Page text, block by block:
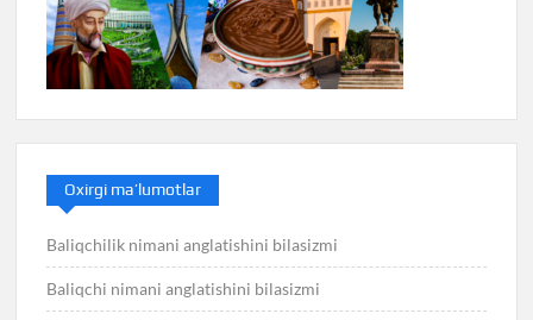
Oxirgi ma’lumotlar
Baliqchilik nimani anglatishini bilasizmi
Baliqchi nimani anglatishini bilasizmi